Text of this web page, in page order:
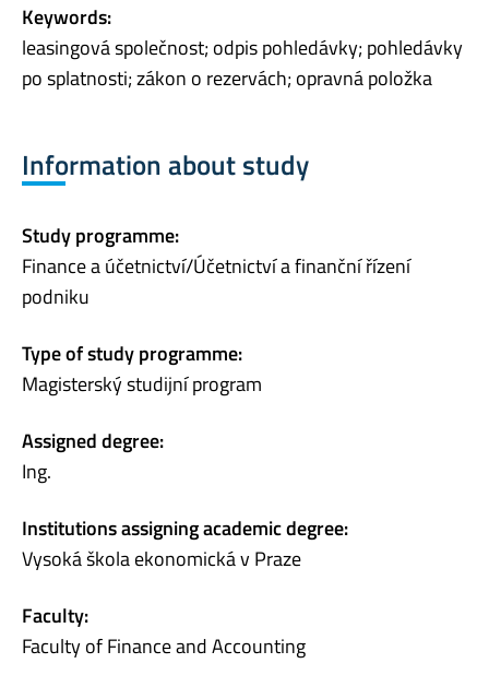
Keywords:
leasingová společnost; odpis pohledávky; pohledávky
po splatnosti; zákon o rezervách; opravná položka
Information about study
Study programme:
Finance a účetnictví/Účetnictví a finanční řízení
podniku
Type of study programme:
Magisterský studijní program
Assigned degree:
Ing.
Institutions assigning academic degree:
Vysoká škola ekonomická v Praze
Faculty:
Faculty of Finance and Accounting